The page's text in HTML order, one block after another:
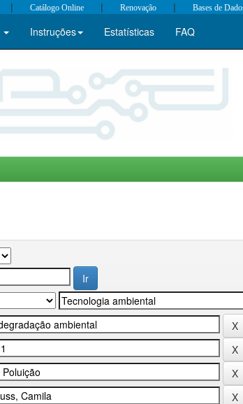
| Catálogo Online | Renovação | Bases de
Instruções Estatísticas FAQ